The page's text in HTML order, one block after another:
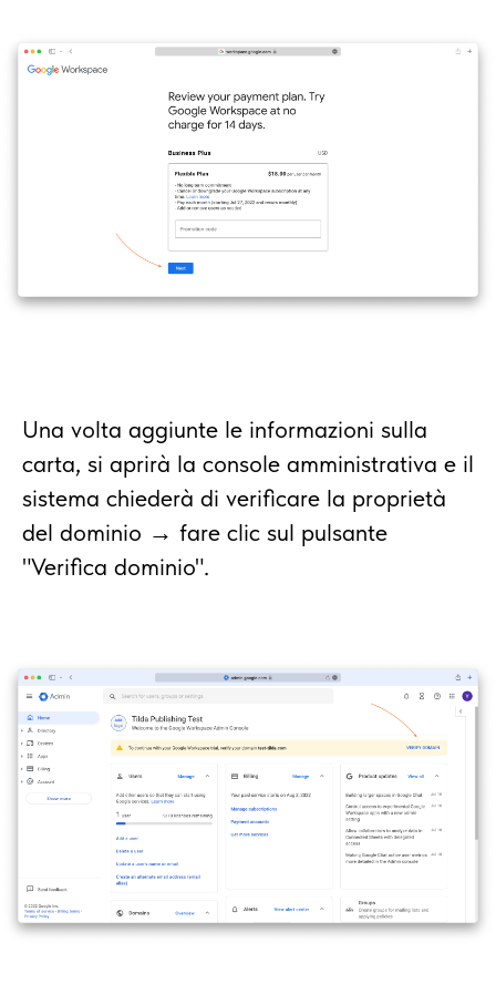
Una volta aggiunte le informazioni sulla
carta, si aprirà la console amministrativa e il
sistema chiederà di verificare la proprietà
del dominio → fare clic sul pulsante
"Verifica dominio".